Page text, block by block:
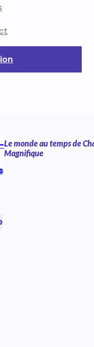
Le monde au temps de
Magnifique